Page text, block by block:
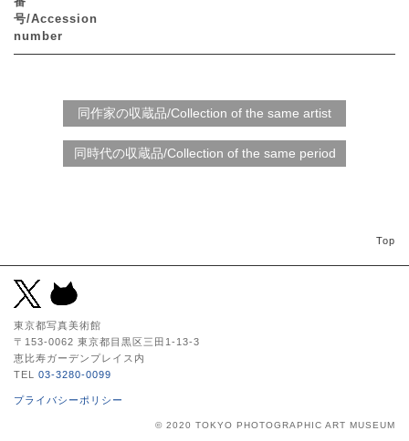
号/Accession
number
Top
東京都写真美術館
〒153-0062 東京都目黒区三田1-13-3
恵比寿ガーデンプレイス内
TEL 03-3280-0099
プライバシーポリシー
© 2020 TOKYO PHOTOGRAPHIC ART MUSEUM